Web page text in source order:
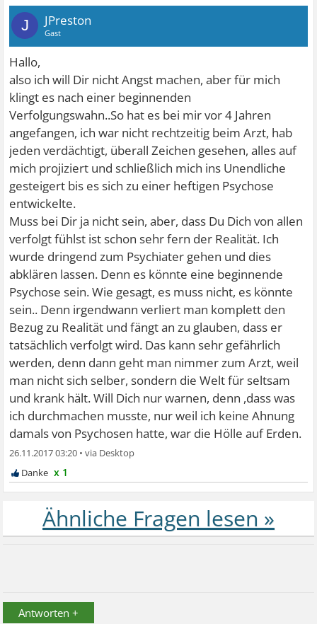
J JPreston
Gast
Hallo,
also ich will Dir nicht Angst machen, aber für mich
klingt es nach einer beginnenden
Verfolgungswahn..So hat es bei mir vor 4 Jahren
angefangen, ich war nicht rechtzeitig beim Arzt, hab
jeden verdächtigt, überall Zeichen gesehen, alles auf
mich projiziert und schließlich mich ins Unendliche
gesteigert bis es sich zu einer heftigen Psychose
entwickelte.
Muss bei Dir ja nicht sein, aber, dass Du Dich von allen
verfolgt fühlst ist schon sehr fern der Realität. Ich
wurde dringend zum Psychiater gehen und dies
abklären lassen. Denn es könnte eine beginnende
Psychose sein. Wie gesagt, es muss nicht, es könnte
sein.. Denn irgendwann verliert man komplett den
Bezug zu Realität und fängt an zu glauben, dass er
tatsächlich verfolgt wird. Das kann sehr gefährlich
werden, denn dann geht man nimmer zum Arzt, weil
man nicht sich selber, sondern die Welt für seltsam
und krank hält. Will Dich nur warnen, denn ,dass was
ich durchmachen musste, nur weil ich keine Ahnung
damals von Psychosen hatte, war die Hölle auf Erden.
26.11.2017 03:20 •
x 1
Antworten +